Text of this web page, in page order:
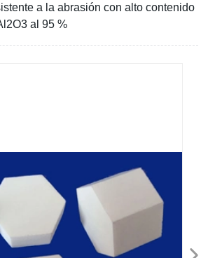
a la abrasión con alto contenido
al 95 %